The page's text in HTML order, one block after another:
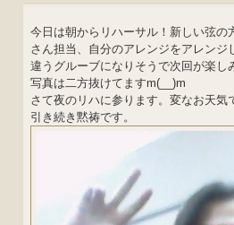
今日は朝からリハーサル！新しい弦
さん担当、自分のアレンジをアレン
違うグルーブになりそうで次回が楽し
写真は二方抜けてますm(__)m
さて夜のリハに参ります。変なお天
引き続き黙祷です。